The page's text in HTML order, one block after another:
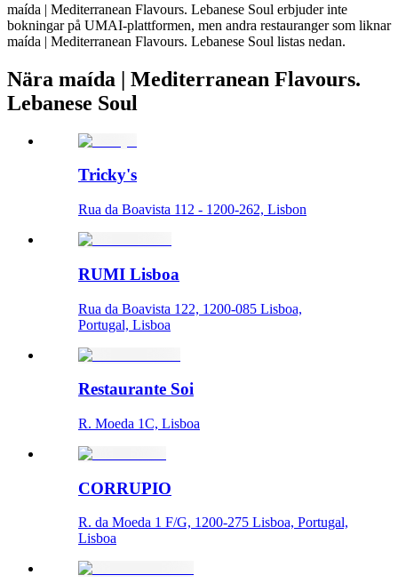
maída | Mediterranean Flavours. Lebanese Soul erbjuder inte
bokningar på UMAI-plattformen, men andra restauranger som liknar
maída | Mediterranean Flavours. Lebanese Soul listas nedan.
Nära maída | Mediterranean Flavours.
Lebanese Soul
Tricky's
Rua da Boavista 112 - 1200-262, Lisbon
RUMI Lisboa
Rua da Boavista 122, 1200-085 Lisboa,
Portugal, Lisboa
Restaurante Soi
R. Moeda 1C, Lisboa
CORRUPIO
R. da Moeda 1 F/G, 1200-275 Lisboa, Portugal,
Lisboa